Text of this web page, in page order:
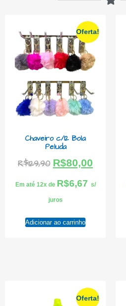
Oferta!
Chaveiro c/12 Bola
Peluda
R$129,90 R$80,00
Em até 12x de R$6,67 s/
juros
Adicionar ao carrinho
Oferta!